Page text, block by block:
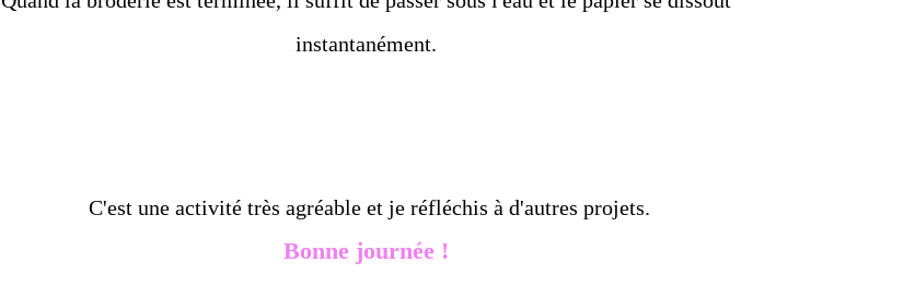
instantanément.
C'est une activité très agréable et je réfléchis à d'autres projets.
Bonne journée !